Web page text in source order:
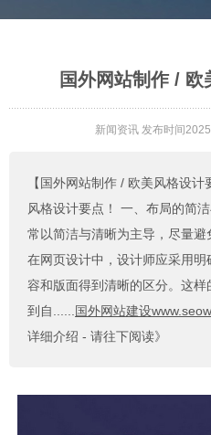
国外网站制作 / 欧
新闻资讯 发布时间
【国外网站制作 / 欧美风格设计
风格设计要点！ 一、布局的简
常以简洁与清晰为主导，尽量避
在网页设计中，设计师应采用
容和版面得到清晰的区分。这
到自......国外网站建设
详细介绍 - 请往下阅读》